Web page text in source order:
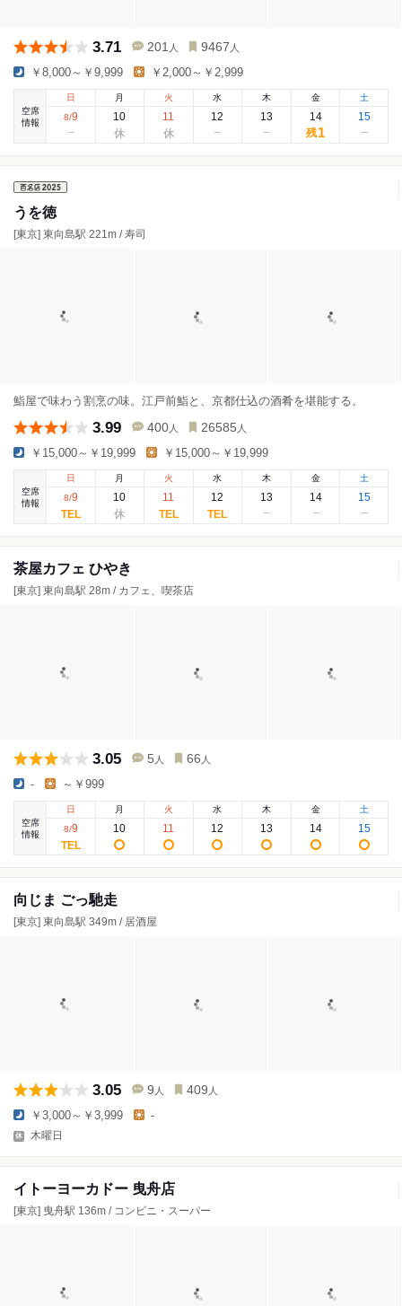
3.71 201 人 9467 人
￥8,000～￥9,999 ￥2,000～￥2,999
空席
情報
日
8/9
月
10
火
11
水
12
木
13
金
14
残1
土
15
うを徳
[東京] 東向島駅 221m / 寿司
鮨屋で味わう割烹の味。江戸前鮨と、京都仕込の酒肴を堪能する。
3.99 400 人 26585 人
￥15,000～￥19,999 ￥15,000～￥19,999
空席
情報
日
8/9
月
10
火
11
水
12
木
13
金
14
土
15
茶屋カフェ ひやき
[東京] 東向島駅 28m / カフェ、喫茶店
3.05 5 人 66 人
- ～￥999
空席
情報
日
8/9
月
10
火
11
水
12
木
13
金
14
土
15
向じま ごっ馳走
[東京] 東向島駅 349m / 居酒屋
3.05 9 人 409 人
￥3,000～￥3,999 -
木曜日
イトーヨーカドー 曳舟店
[東京] 曳舟駅 136m / コンビニ・スーパー